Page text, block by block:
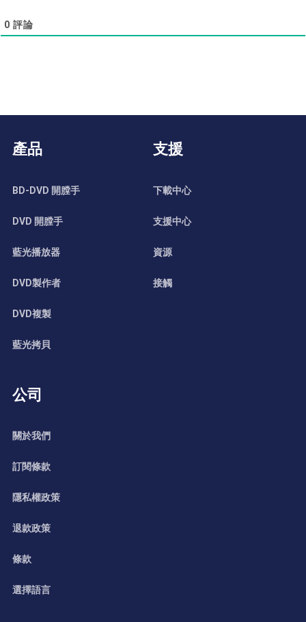
0 評論
產品
BD-DVD 開膛手
DVD 開膛手
藍光播放器
DVD製作者
DVD複製
藍光拷貝
支援
下載中心
支援中心
資源
接觸
公司
關於我們
訂閱條款
隱私權政策
退款政策
條款
選擇語言